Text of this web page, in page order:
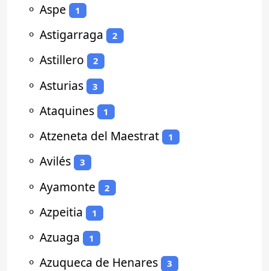
⚬ Aspe 1
⚬ Astigarraga 2
⚬ Astillero 2
⚬ Asturias 3
⚬ Ataquines 1
⚬ Atzeneta del Maestrat 1
⚬ Avilés 3
⚬ Ayamonte 2
⚬ Azpeitia 1
⚬ Azuaga 1
⚬ Azuqueca de Henares 3